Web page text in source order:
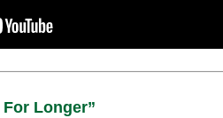
For Longer”